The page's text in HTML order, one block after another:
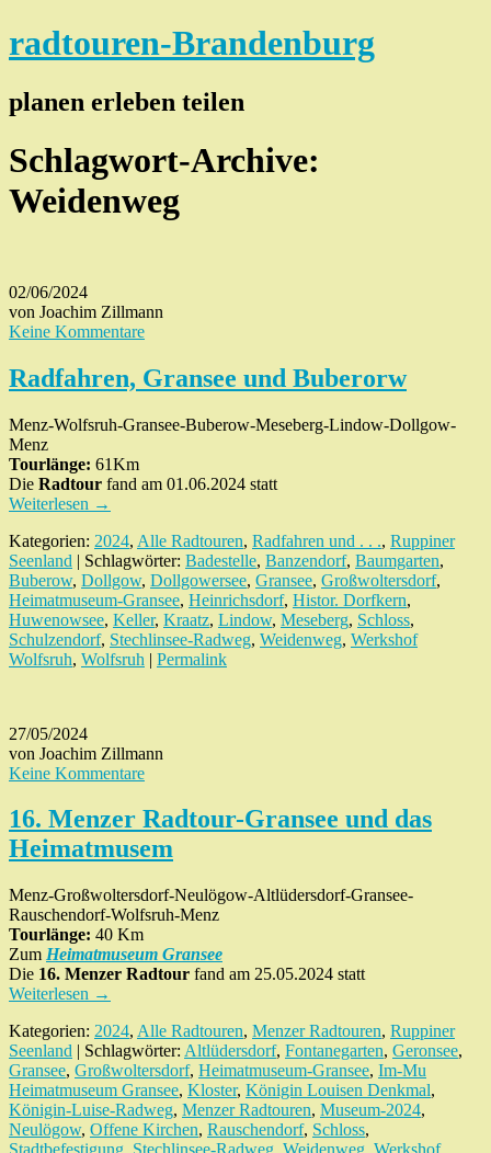
radtouren-Brandenburg
planen erleben teilen
Schlagwort-Archive:
Weidenweg
02/06/2024
von Joachim Zillmann
Keine Kommentare
Radfahren, Gransee und Buberorw
Menz-Wolfsruh-Gransee-Buberow-Meseberg-Lindow-Dollgow-
Menz
Tourlänge: 61Km
Die Radtour fand am 01.06.2024 statt
Weiterlesen →
Kategorien: 2024, Alle Radtouren, Radfahren und . . ., Ruppiner
Seenland | Schlagwörter: Badestelle, Banzendorf, Baumgarten,
Buberow, Dollgow, Dollgowersee, Gransee, Großwoltersdorf,
Heimatmuseum-Gransee, Heinrichsdorf, Histor. Dorfkern,
Huwenowsee, Keller, Kraatz, Lindow, Meseberg, Schloss,
Schulzendorf, Stechlinsee-Radweg, Weidenweg, Werkshof
Wolfsruh, Wolfsruh | Permalink
27/05/2024
von Joachim Zillmann
Keine Kommentare
16. Menzer Radtour-Gransee und das
Heimatmusem
Menz-Großwoltersdorf-Neulögow-Altlüdersdorf-Gransee-
Rauschendorf-Wolfsruh-Menz
Tourlänge: 40 Km
Zum Heimatmuseum Gransee
Die 16. Menzer Radtour fand am 25.05.2024 statt
Weiterlesen →
Kategorien: 2024, Alle Radtouren, Menzer Radtouren, Ruppiner
Seenland | Schlagwörter: Altlüdersdorf, Fontanegarten, Geronsee,
Gransee, Großwoltersdorf, Heimatmuseum-Gransee, Im-Mu
Heimatmuseum Gransee, Kloster, Königin Louisen Denkmal,
Königin-Luise-Radweg, Menzer Radtouren, Museum-2024,
Neulögow, Offene Kirchen, Rauschendorf, Schloss,